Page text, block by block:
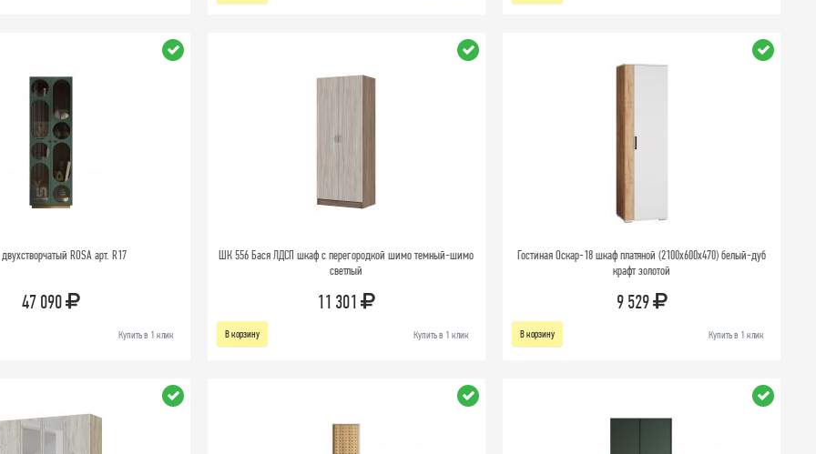
ROSA арт. R17
47 090
Купить в 1 клик
ШК 556 Бася ЛДСП шкаф с перегородкой шимо темный-шимо
светлый
11 301
В корзину Купить в 1 клик
Гостиная Оскар-18 шкаф платяной (2100х600х470) белый-дуб
крафт золотой
9 529
В корзину Купить в 1 клик